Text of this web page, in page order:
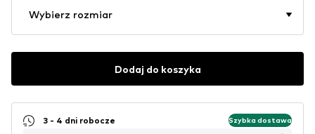
Wybierz rozmiar
Dodaj do koszyka
3 - 4 dni robocze Szybka dostawa